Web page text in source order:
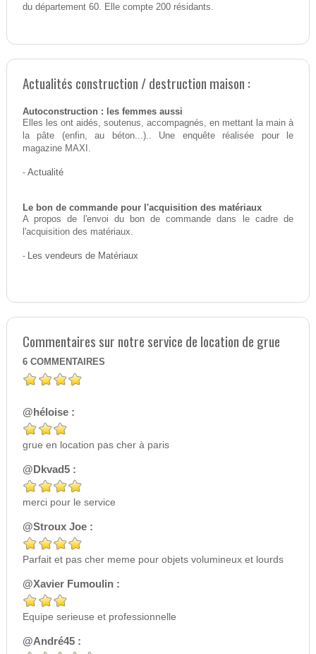
du département 60. Elle compte 200 résidants.
Actualités construction / destruction maison :
Autoconstruction : les femmes aussi
Elles les ont aidés, soutenus, accompagnés, en mettant la main à
la pâte (enfin, au béton...).. Une enquête réalisée pour le
magazine MAXI.
- Actualité
Le bon de commande pour l'acquisition des matériaux
A propos de l'envoi du bon de commande dans le cadre de
l'acquisition des matériaux.
- Les vendeurs de Matériaux
Commentaires sur notre service de location de grue
6 COMMENTAIRES
@héloise :
grue en location pas cher à paris
@Dkvad5 :
merci pour le service
@Stroux Joe :
Parfait et pas cher meme pour objets volumineux et lourds
@Xavier Fumoulin :
Equipe serieuse et professionnelle
@André45 :